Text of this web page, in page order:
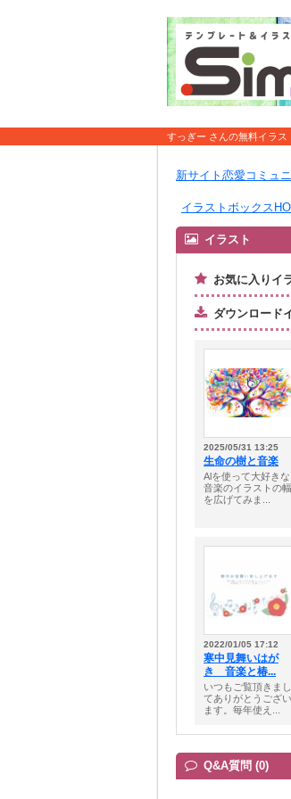
すっぎー さんの無料イラス
新サイト恋愛コミュ
イラストボックス
イラスト
お気に入りイ
ダウンロード
2025/05/31 13:25
生命の樹と音楽
Alを使って大好きな
音楽のイラストの幅
を広げてみま...
2022/01/05 17:12
寒中見舞いはが
き 音楽と椿...
いつもご覧頂きまし
てありがとうござい
ます。毎年使え...
Q&A質問 (0)